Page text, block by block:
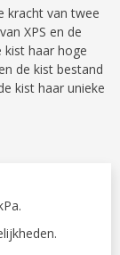
kracht van twee
XPS en de
kist haar hoge
de kist bestand
kist haar unieke